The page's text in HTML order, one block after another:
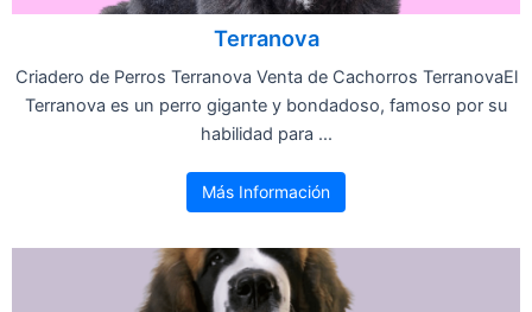
Terranova
Criadero de Perros Terranova Venta de Cachorros TerranovaEl
Terranova es un perro gigante y bondadoso, famoso por su
habilidad para ...
Más Información